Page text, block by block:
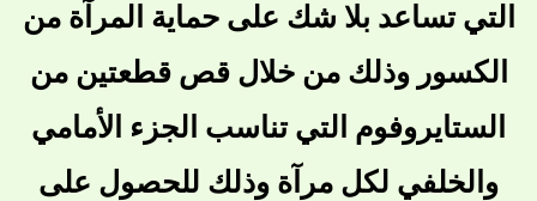
التي تساعد بلا شك على حماية المرآة من
الكسور وذلك من خلال قص قطعتين من
الستايروفوم التي تناسب الجزء الأمامي
والخلفي لكل مرآة وذلك للحصول على